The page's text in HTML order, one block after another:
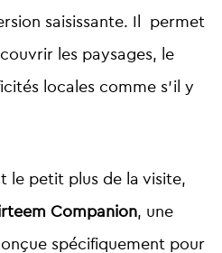
saisissante. Il permet
les paysages, le
locales comme s’il y
le petit plus de la visite,
Companion, une
spécifiquement pour